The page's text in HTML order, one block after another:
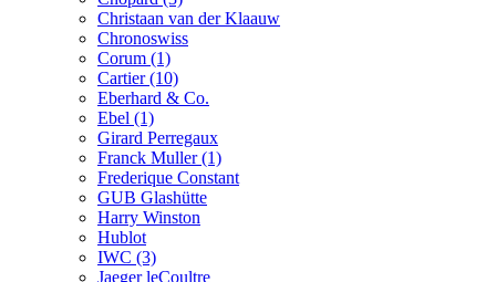
Christaan van der Klaauw
Chronoswiss
Corum (1)
Cartier(10)
Eberhard & Co.
Ebel (1)
Girard Perregaux
Franck Muller(1)
Frederique Constant
GUB Glashütte
Harry Winston
Hublot
IWC (3)
Jaeger leCoultre